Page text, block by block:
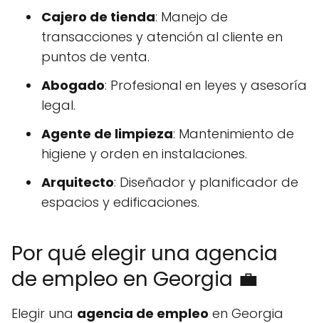
Cajero de tienda: Manejo de
transacciones y atención al cliente en
puntos de venta.
Abogado: Profesional en leyes y asesoría
legal.
Agente de limpieza: Mantenimiento de
higiene y orden en instalaciones.
Arquitecto: Diseñador y planificador de
espacios y edificaciones.
Por qué elegir una agencia
de empleo en Georgia 💼
Elegir una agencia de empleo en Georgia